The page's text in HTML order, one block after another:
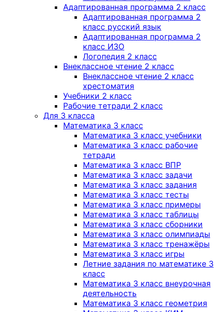
Адаптированная программа 2 класс
Адаптированная программа 2
класс русский язык
Адаптированная программа 2
класс ИЗО
Логопедия 2 класс
Внеклассное чтение 2 класс
Внеклассное чтение 2 класс
хрестоматия
Учебники 2 класс
Рабочие тетради 2 класс
Для 3 класса
Математика 3 класс
Математика 3 класс учебники
Математика 3 класс рабочие
тетради
Математика 3 класс ВПР
Математика 3 класс задачи
Математика 3 класс задания
Математика 3 класс тесты
Математика 3 класс примеры
Математика 3 класс таблицы
Математика 3 класс сборники
Математика 3 класс олимпиады
Математика 3 класс тренажёры
Математика 3 класс игры
Летние задания по математике 3
класс
Математика 3 класс внеурочная
деятельность
Математика 3 класс геометрия